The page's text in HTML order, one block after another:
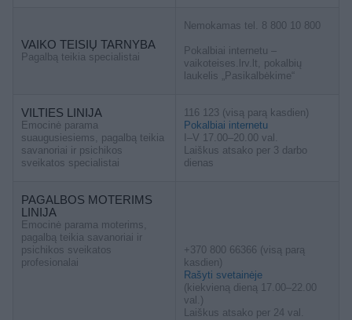
VAIKO TEISIŲ TARNYBA
Pagalbą teikia specialistai
Nemokamas tel. 8 800 10 800
Pokalbiai internetu –
vaikoteises.lrv.lt, pokalbių
laukelis „Pasikalbėkime“
VILTIES LINIJA
Emocinė parama
suaugusiesiems, pagalbą teikia
savanoriai ir psichikos
sveikatos specialistai
116 123 (visą parą kasdien)
Pokalbiai internetu
I–V 17.00–20.00 val.
Laiškus atsako per 3 darbo
dienas
PAGALBOS MOTERIMS
LINIJA
Emocinė parama moterims,
pagalbą teikia savanoriai ir
psichikos sveikatos
profesionalai
+370 800 66366 (visą parą
kasdien)
Rašyti svetainėje
(kiekvieną dieną 17.00–22.00
val.)
Laiškus atsako per 24 val.